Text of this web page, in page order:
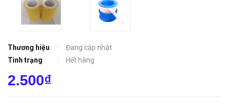
Thương hiệu
Đang cập nhật
Tình trạng
Hết hàng
2.500₫